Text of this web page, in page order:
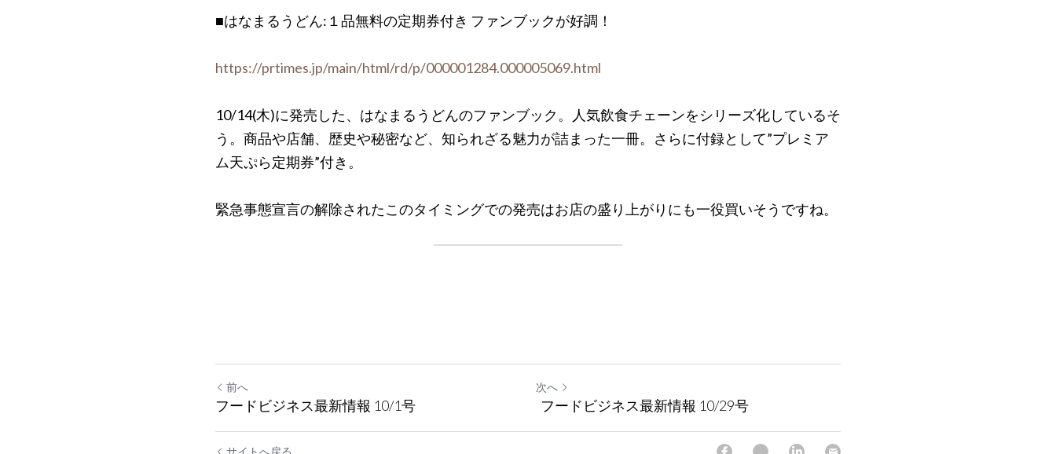
■はなまるうどん:１品無料の定期券付き ファンブックが好調！
https://prtimes.jp/main/html/rd/p/000001284.000005069.html
10/14(木)に発売した、はなまるうどんのファンブック。人気飲食チェーンをシリーズ化しているそ
う。 商品や店舗、歴史や秘密など、知られざる魅力が詰まった一冊。さらに付録として”プレミア
ム天ぷら定期券”付き。
緊急事態宣言の解除されたこのタイミングでの発売はお店の盛り上がりにも一役買いそうですね。
前へ
フードビジネス最新情報 10/1号
次へ
フードビジネス最新情報 10/29号